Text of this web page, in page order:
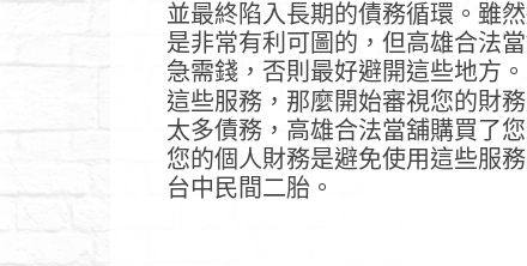
並最終陷入長期的債務循環。雖
是非常有利可圖的，但高雄合法
急需錢，否則最好避開這些地方
這些服務，那麼開始審視您的財
太多債務，高雄合法當舖購買了
您的個人財務是避免使用這些服
台中民間二胎。